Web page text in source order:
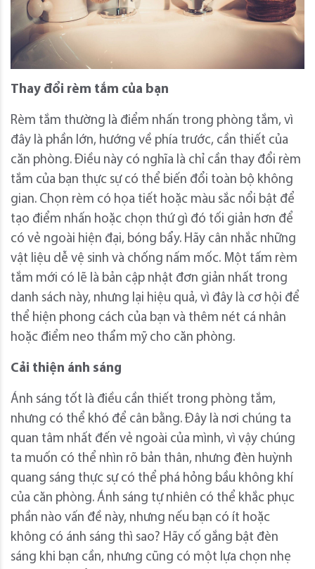
Thay đổi rèm tắm của bạn
Rèm tắm thường là điểm nhấn trong phòng tắm, vì
đây là phần lớn, hướng về phía trước, cần thiết của
căn phòng. Điều này có nghĩa là chỉ cần thay đổi rèm
tắm của bạn thực sự có thể biến đổi toàn bộ không
gian. Chọn rèm có họa tiết hoặc màu sắc nổi bật để
tạo điểm nhấn hoặc chọn thứ gì đó tối giản hơn để
có vẻ ngoài hiện đại, bóng bẩy. Hãy cân nhắc những
vật liệu dễ vệ sinh và chống nấm mốc. Một tấm rèm
tắm mới có lẽ là bản cập nhật đơn giản nhất trong
danh sách này, nhưng lại hiệu quả, vì đây là cơ hội để
thể hiện phong cách của bạn và thêm nét cá nhân
hoặc điểm neo thẩm mỹ cho căn phòng.
Cải thiện ánh sáng
Ánh sáng tốt là điều cần thiết trong phòng tắm,
nhưng có thể khó để cân bằng. Đây là nơi chúng ta
quan tâm nhất đến vẻ ngoài của mình, vì vậy chúng
ta muốn có thể nhìn rõ bản thân, nhưng đèn huỳnh
quang sáng thực sự có thể phá hỏng bầu không khí
của căn phòng. Ánh sáng tự nhiên có thể khắc phục
phần nào vấn đề này, nhưng nếu bạn có ít hoặc
không có ánh sáng thì sao? Hãy cố gắng bật đèn
sáng khi bạn cần, nhưng cũng có một lựa chọn nhẹ